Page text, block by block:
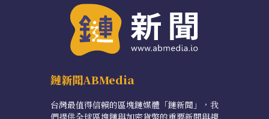
鏈新聞ABMedia
台灣最值得信賴的區塊鏈媒體「鏈新聞」，我